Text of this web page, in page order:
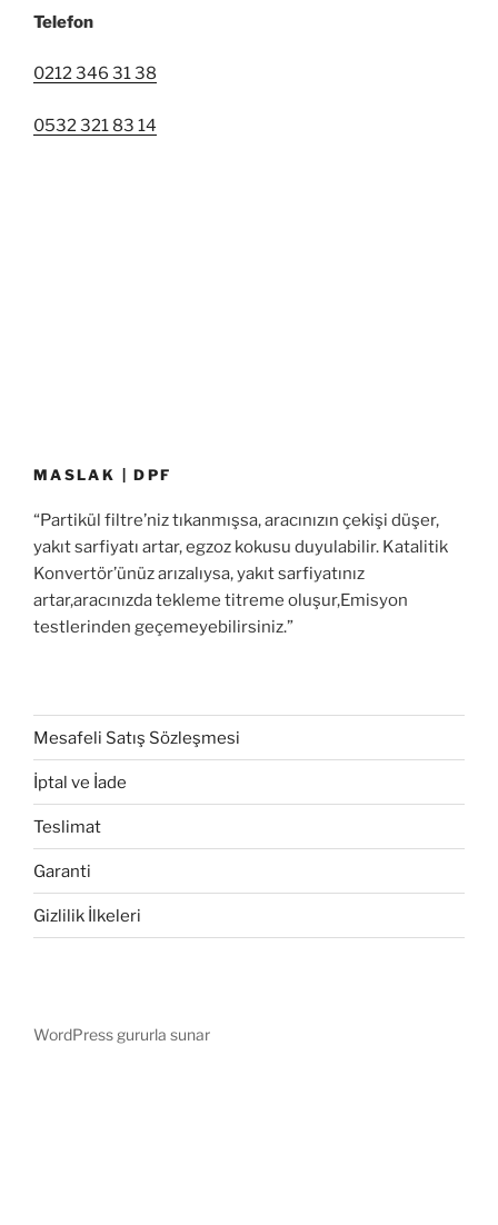
Telefon
0212 346 31 38
0532 321 83 14
MASLAK | DPF
“Partikül filtre’niz tıkanmışsa, aracınızın çekişi düşer,
yakıt sarfiyatı artar, egzoz kokusu duyulabilir. Katalitik
Konvertör’ünüz arızalıysa, yakıt sarfiyatınız
artar,aracınızda tekleme titreme oluşur,Emisyon
testlerinden geçemeyebilirsiniz.”
Mesafeli Satış Sözleşmesi
İptal ve İade
Teslimat
Garanti
Gizlilik İlkeleri
WordPress gururla sunar